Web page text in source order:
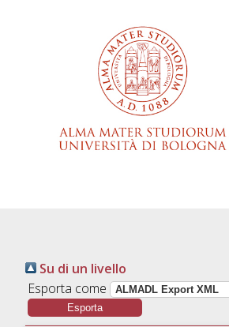
Su di un livello
Esporta come